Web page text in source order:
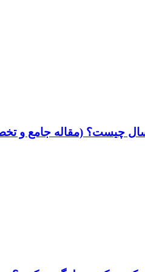
چیست؟ (مقاله جامع و